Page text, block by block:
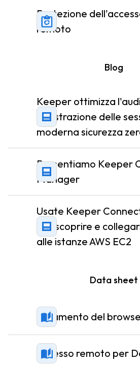
Protezione
remoto
Blog
Keeper ottimizza
registrazione delle
moderna sicurezza
Presentiamo Keeper
Manager
Usate Keeper
per scoprire e
alle istanze AWS EC2
Data sheet
Isolamento del
Accesso remoto per